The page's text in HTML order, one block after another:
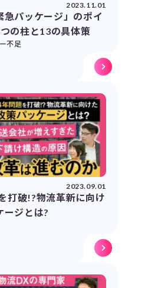
2023.11.01
急パッケージ」のポイ
の柱と13の具体策
不足
2023.09.01
打破!?物流革新に向け
ージとは?